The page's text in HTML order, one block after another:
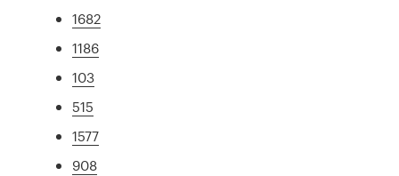
1682
1186
103
515
1577
908